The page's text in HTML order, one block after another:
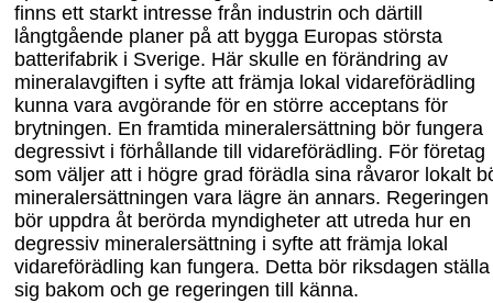
finns ett starkt intresse från industrin och därtill
långtgående planer på att bygga Europas största
batterifabrik i Sverige. Här skulle en förändring av
mineralavgiften i syfte att främja lokal vidareförädling
kunna vara avgörande för en större acceptans för
brytningen. En framtida mineralersättning bör fungera
degressivt i förhållande till vidareförädling. För företag
som väljer att i högre grad förädla sina råvaror lokalt
mineralersättningen vara lägre än annars. Regeringen
bör uppdra åt berörda myndigheter att utreda hur en
degressiv mineralersättning i syfte att främja lokal
vidareförädling kan fungera. Detta bör riksdagen ställa
sig bakom och ge regeringen till känna.